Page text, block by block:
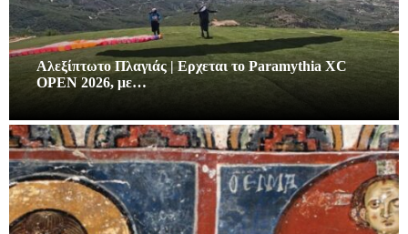
Αλεξίπτωτο Πλαγιάς | Ερχεται το Paramythia XC
OPEN 2026, με…